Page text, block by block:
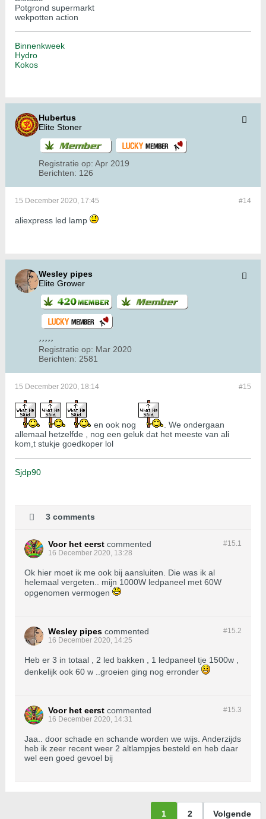
Potgrond supermarkt
wekpotten action
Binnenkweek
Hydro
Kokos
Hubertus
Elite Stoner
Registratie op: Apr 2019
Berichten: 126
#14
15 December 2020, 17:45
aliexpress led lamp
Wesley pipes
Elite Grower
Registratie op: Mar 2020
Berichten: 2581
#15
15 December 2020, 18:14
en ook nog
. We ondergaan
allemaal hetzelfde , nog een geluk dat het meeste van ali
kom,t stukje goedkoper lol
Sjdp90
3 comments
#15.1
Voor het eerst commented
16 December 2020, 13:28
Ok hier moet ik me ook bij aansluiten. Die was ik al
helemaal vergeten.. mijn 1000W ledpaneel met 60W
opgenomen vermogen
#15.2
Wesley pipes commented
16 December 2020, 14:25
Heb er 3 in totaal , 2 led bakken , 1 ledpaneel tje 1500w ,
denkelijk ook 60 w ..groeien ging nog erronder
#15.3
Voor het eerst commented
16 December 2020, 14:31
Jaa.. door schade en schande worden we wijs. Anderzijds
heb ik zeer recent weer 2 altlampjes besteld en heb daar
wel een goed gevoel bij
1 2 Volgende